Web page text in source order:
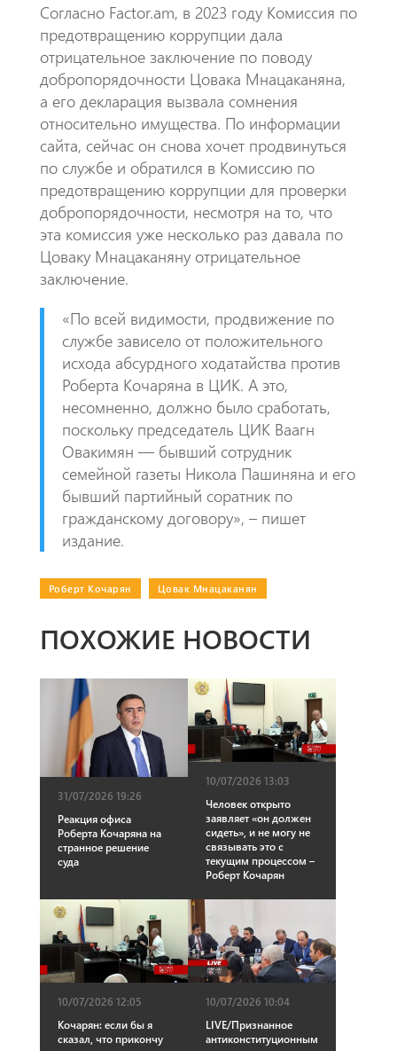
Согласно Factor.am, в 2023 году Комиссия по
предотвращению коррупции дала
отрицательное заключение по поводу
добропорядочности Цовака Мнацаканяна,
а его декларация вызвала сомнения
относительно имущества. По информации
сайта, сейчас он снова хочет продвинуться
по службе и обратился в Комиссию по
предотвращению коррупции для проверки
добропорядочности, несмотря на то, что
эта комиссия уже несколько раз давала по
Цоваку Мнацаканяну отрицательное
заключение.
«​По всей видимости, продвижение по
службе зависело от положительного
исхода абсурдного ходатайства против
Роберта Кочаряна в ЦИК. А это,
несомненно, должно было сработать,
поскольку председатель ЦИК Ваагн
Овакимян — бывший сотрудник
семейной газеты Никола Пашиняна и его
бывший партийный соратник по
гражданскому договору», – пишет
издание.
Роберт Кочарян Цовак Мнацаканян
ПОХОЖИЕ НОВОСТИ
31/07/2026 19:26
Реакция офиса
Роберта Кочаряна на
странное решение
суда
10/07/2026 13:03
Человек открыто
заявляет «он должен
сидеть», и не могу не
связывать это с
текущим процессом –
Роберт Кочарян
10/07/2026 12:05
Кочарян: если бы я
сказал, что прикончу
10/07/2026 10:04
LIVE/Признанное
антиконституционным